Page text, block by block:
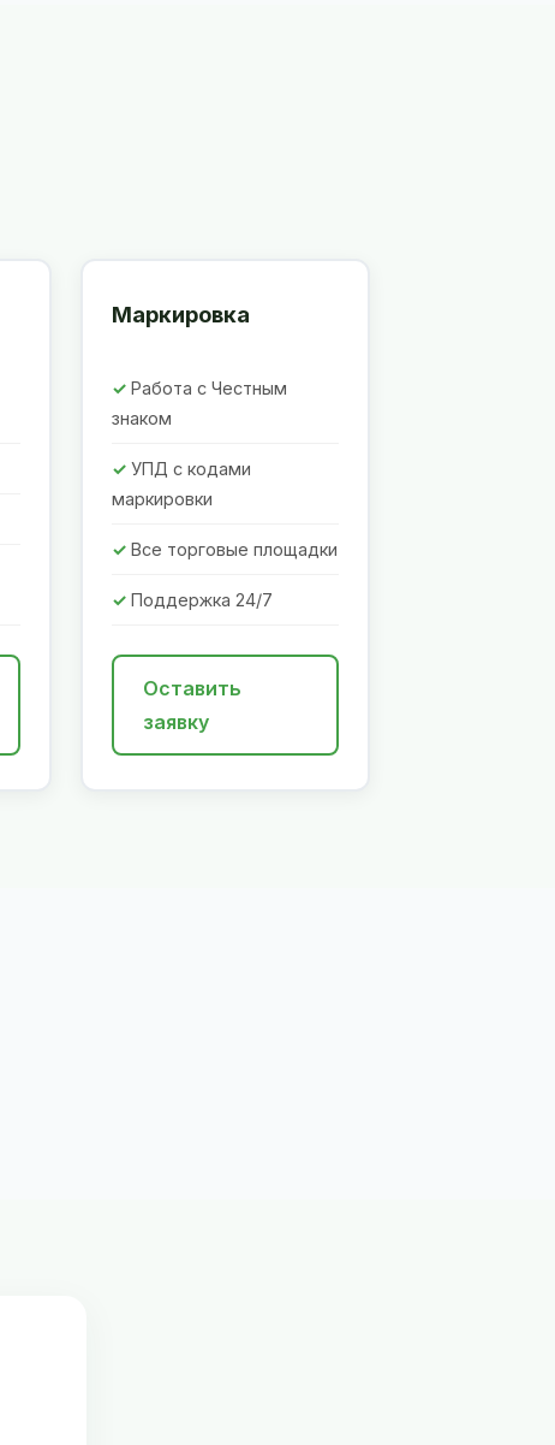
Маркировка
Работа с Честным
знаком
УПД с кодами
маркировки
Все торговые площадки
Поддержка 24/7
Оставить
заявку